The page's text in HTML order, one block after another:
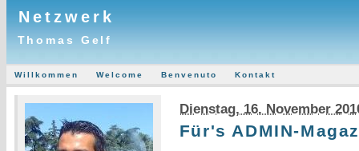
Netzwerk
Thomas Gelf
Willkommen Welcome Benvenuto Kontakt
Dienstag, 16. November
Für's ADMIN-